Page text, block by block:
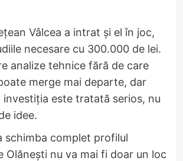
Vâlcea a intrat și el în joc,
necesare cu 300.000 de lei.
analize tehnice fără de care
merge mai departe, dar
investiția este tratată serios, nu
idee.
schimba complet profilul
Olănești nu va mai fi doar un loc